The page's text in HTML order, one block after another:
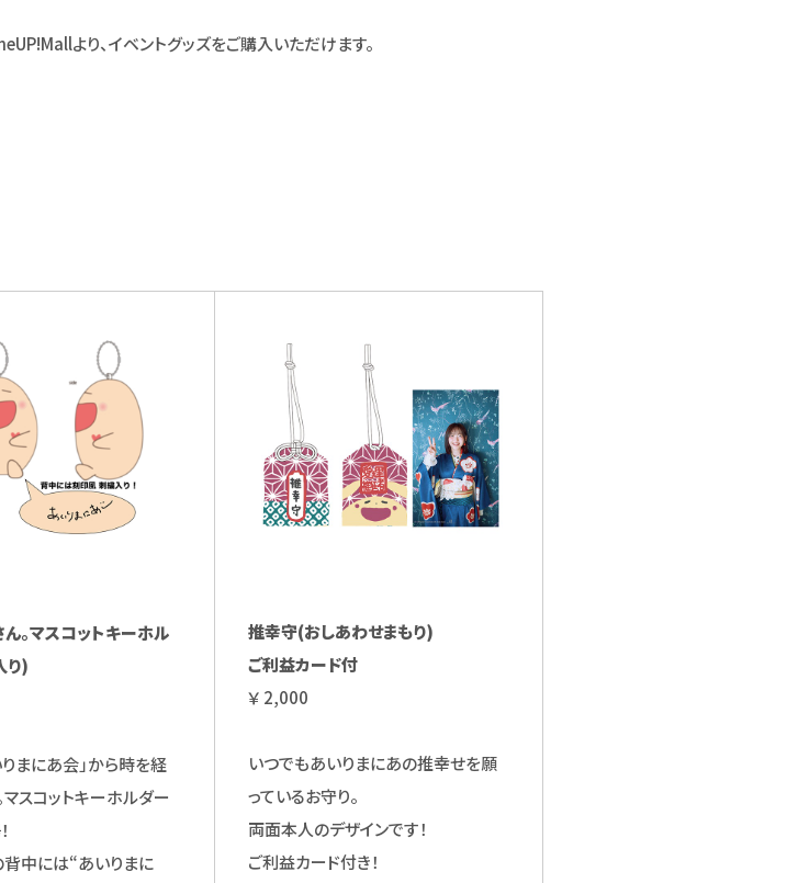
より、イベントグッズをご購入いただけます。
ん。マスコットキーホル
り)
まにあ会」から時を経
マスコットキーホルダー
背中には“あいりまに
推幸守(おしあわせまもり)
ご利益カード付
￥ 2,000
いつでもあいりまにあの推幸せを願
っているお守り。
両面本人のデザインです！
ご利益カード付き！